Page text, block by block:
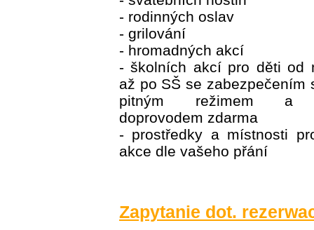
- rodinných oslav
- grilování
- hromadných akcí
- školních akcí pro děti od
až po SŠ se zabezpečením
pitným režimem a
doprovodem zdarma
- prostředky a místnosti
akce dle vašeho přání
Zapytanie dot.